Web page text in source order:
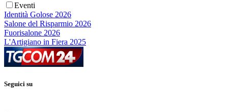
Eventi
Identità Golose 2026
Salone del Risparmio 2026
Fuorisalone 2026
L'Artigiano in Fiera 2025
Seguici su